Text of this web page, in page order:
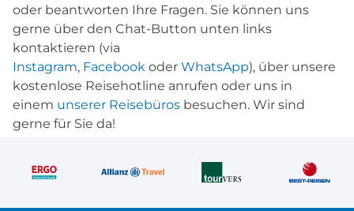
oder beantworten Ihre Fragen. Sie können uns
gerne über den Chat-Button unten links
kontaktieren (via
Instagram, Facebook oder WhatsApp), über unsere
kostenlose Reisehotline anrufen oder uns in
einem unserer Reisebüros besuchen. Wir sind
gerne für Sie da!